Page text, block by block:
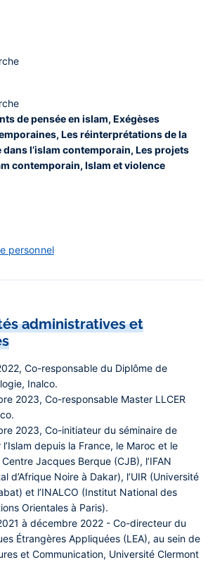
de pensée en islam, Exégèses
Les réinterprétations de la
l’islam contemporain, Les projets
contemporain, Islam et violence
personnel
administratives et
Co-responsable du Diplôme de
Inalco.
2023, Co-responsable Master LLCER
2023, Co-initiateur du séminaire de
depuis la France, le Maroc et le
Jacques Berque (CJB), l’IFAN
d’Afrique Noire à Dakar), l’UIR (Université
et l’INALCO (Institut National des
Orientales à Paris).
à décembre 2022 - Co-directeur du
Étrangères Appliquées (LEA), au sein de
et Communication, Université Clermont